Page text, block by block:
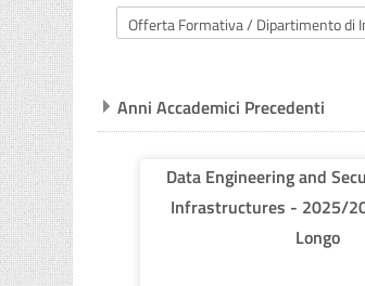
Categorie di corso
Anni Accademici Precedenti
Data Engineering and
Infrastructures - 2025/
Longo